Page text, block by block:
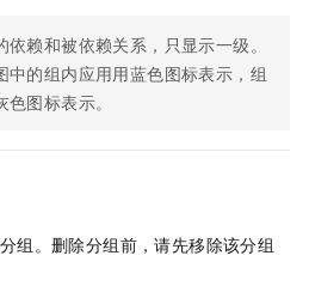
依赖和被依赖关系，只显示一级。
中的组内应用用蓝色图标表示，组
图标表示。
组。删除分组前，请先移除该分组